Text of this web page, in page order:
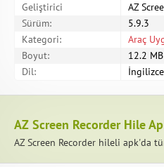
Geliştirici
AZ
Sürüm:
5.9.3
Kategori:
Araç
Boyut:
12.2 MB
Dil:
İngilizce
AZ Screen Recorder Hile
AZ Screen Recorder hileli apk'da